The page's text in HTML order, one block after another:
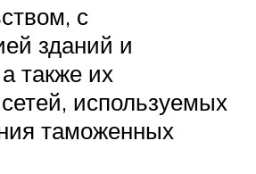
с
зданий и
также их
используемых
таможенных